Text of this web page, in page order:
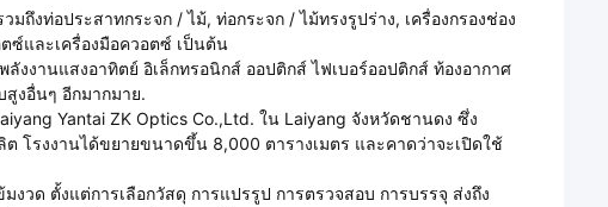
งท่อประสาทกระจก / ไม้, ท่อกระจก / ไม้ทรงรูปร่าง, เครื่องกรองช่อง
ซ์และเครื่องมือควอตซ์ เป็นต้น
งานแสงอาทิตย์ อิเล็กทรอนิกส์ ออปติกส์ ไฟเบอร์ออปติกส์ ท้องอากาศ
งอื่นๆ อีกมากมาย.
Yantai ZK Optics Co.,Ltd. ใน Laiyang จังหวัดชานดง ซึ่ง
โรงงานได้ขยายขนาดขึ้น 8,000 ตารางเมตร และคาดว่าจะเปิดใช้
ด ตั้งแต่การเลือกวัสดุ การแปรรูป การตรวจสอบ การบรรจุ ส่งถึง